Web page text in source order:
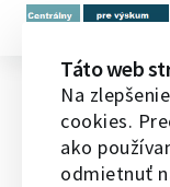
Ženy vo
Domov Veda v
Táto web
Na
cookies.
ako
odmietnuť